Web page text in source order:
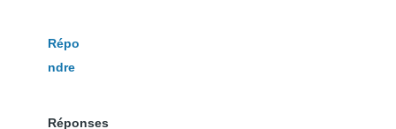
Répo
ndre
Réponses